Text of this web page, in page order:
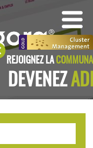
REJOIGNEZ LA
DEVENEZ